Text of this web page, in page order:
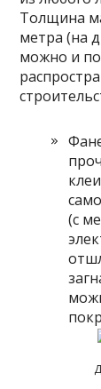
Толщина
метра (на
можно и
(с